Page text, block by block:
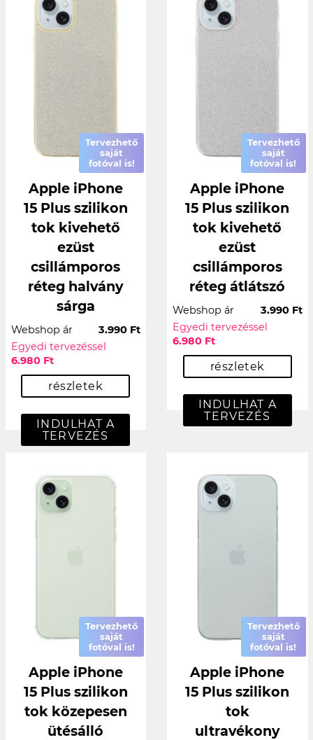
Tervezhető
saját
fotóval is!
Apple iPhone
15 Plus szilikon
tok kivehető
ezüst
csillámporos
réteg halvány
sárga
Webshop ár
3.990 Ft
Egyedi tervezéssel
6.980 Ft
részletek
INDULHAT A
TERVEZÉS
Tervezhető
saját
fotóval is!
Apple iPhone
15 Plus szilikon
tok kivehető
ezüst
csillámporos
réteg átlátszó
Webshop ár
3.990 Ft
Egyedi tervezéssel
6.980 Ft
részletek
INDULHAT A
TERVEZÉS
Tervezhető
saját
fotóval is!
Apple iPhone
15 Plus szilikon
tok közepesen
ütésálló
Tervezhető
saját
fotóval is!
Apple iPhone
15 Plus szilikon
tok
ultravékony